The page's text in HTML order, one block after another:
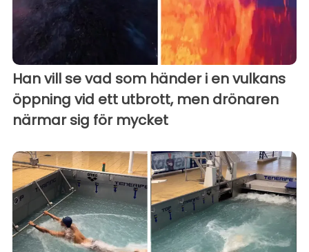
Han vill se vad som händer i en vulkans
öppning vid ett utbrott, men drönaren
närmar sig för mycket